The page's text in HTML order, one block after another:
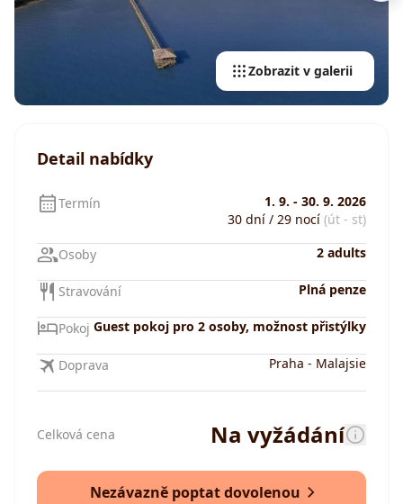
Zobrazit v galerii
Detail nabídky
Termín 1. 9. - 30. 9. 2026
30 dní / 29 nocí (út - st)
Osoby 2 adults
Stravování Plná penze
Pokoj Guest pokoj pro 2 osoby, možnost přistýlky
Doprava Praha - Malajsie
Celková cena Na vyžádání
Nezávazně poptat dovolenou